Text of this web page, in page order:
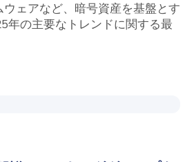
ェアなど、暗号資産を基盤とす
年の主要なトレンドに関する最